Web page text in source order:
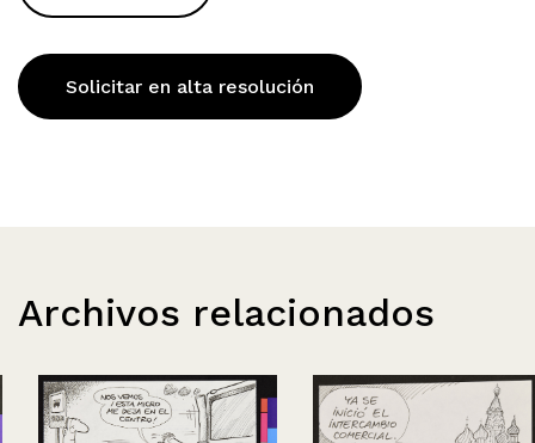
Solicitar en alta resolución
Archivos relacionados